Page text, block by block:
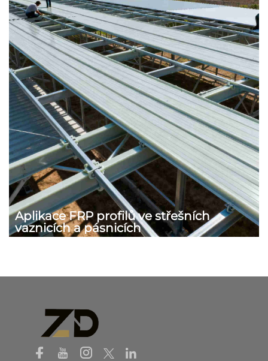
Aplikace FRP profilů ve střešních
vaznicích a pásnicích